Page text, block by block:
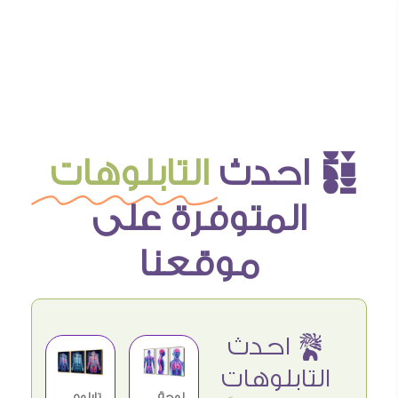
è احدث
التابلوهات
المتوفرة على
موقعنا
ê احدث
التابلوهات